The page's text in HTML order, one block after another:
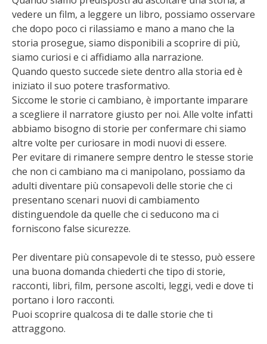
vedere un film, a leggere un libro, possiamo osservare
che dopo poco ci rilassiamo e mano a mano che la
storia prosegue, siamo disponibili a scoprire di più,
siamo curiosi e ci affidiamo alla narrazione.
Quando questo succede siete dentro alla storia ed è
iniziato il suo potere trasformativo.
Siccome le storie ci cambiano, è importante imparare
a scegliere il narratore giusto per noi. Alle volte infatti
abbiamo bisogno di storie per confermare chi siamo
altre volte per curiosare in modi nuovi di essere.
Per evitare di rimanere sempre dentro le stesse storie
che non ci cambiano ma ci manipolano, possiamo da
adulti diventare più consapevoli delle storie che ci
presentano scenari nuovi di cambiamento
distinguendole da quelle che ci seducono ma ci
forniscono false sicurezze.
Per diventare più consapevole di te stesso, può essere
una buona domanda chiederti che tipo di storie,
racconti, libri, film, persone ascolti, leggi, vedi e dove ti
portano i loro racconti.
Puoi scoprire qualcosa di te dalle storie che ti
attraggono.